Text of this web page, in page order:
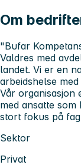
Om
"Bufar
Valdres med
landet. Vi er en
arbeidshelse
Vår organisasjon
med ansatte
stort fokus på
Sektor
Privat